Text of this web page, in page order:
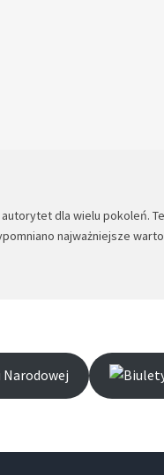
dla wielu pokoleń.
najważniejsze